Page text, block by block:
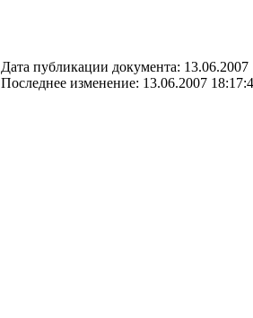
Дата публикации документа: 13.06.2007
Последнее изменение: 13.06.2007